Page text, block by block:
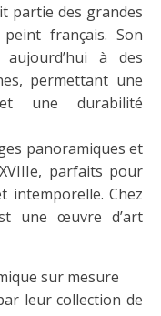
partie des grandes
français. Son
à des
permettant une
une durabilité
panoramiques et
parfaits pour
intemporelle. Chez
une œuvre d’art
sur mesure
leur collection de